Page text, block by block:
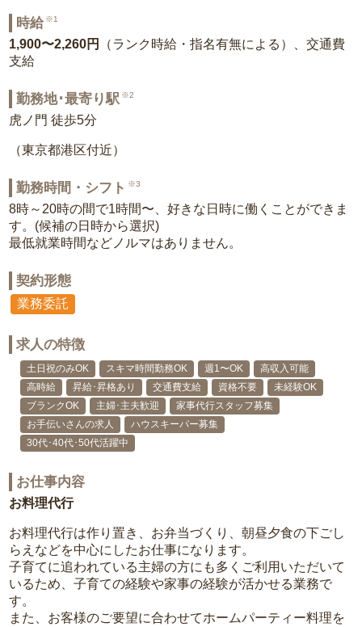
時給 ※1
1,900〜2,260円
（ランク時給・指名有無による）、交通費
支給
勤務地･最寄り駅 ※2
虎ノ門 徒歩5分
（東京都港区付近）
勤務時間・シフト ※3
8時～20時の間で1時間〜、好きな日時に働くことができま
す。(候補の日時から選択)
最低就業時間などノルマはありません。
契約形態
業務委託
求人の特徴
土日祝のみOK スキマ時間勤務OK 週1〜OK
高収入可能
高時給
昇給･昇格あり 交通費支給 資格不要
未経験OK
ブランクOK
主婦･主夫歓迎
家事代行スタッフ募集
お手伝いさんの求人
ハウスキーパー募集
30代･40代･50代活躍中
お仕事内容
お料理代行
お料理代行は作り置き、お弁当づくり、朝昼夕食の下ごし
らえなどを中心にしたお仕事になります。
子育てに追われている主婦の方にも多くご利用いただいて
いるため、子育ての経験や家事の経験が活かせる業務で
す。
また、お客様のご要望に合わせてホームパーティー料理を